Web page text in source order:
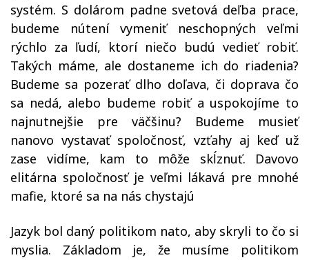
systém. S dolárom padne svetová deľba prace,
budeme nútení vymeniť neschopných veľmi
rýchlo za ľudí, ktorí niečo budú vedieť robiť.
Takých máme, ale dostaneme ich do riadenia?
Budeme sa pozerať dlho doľava, či doprava čo
sa nedá, alebo budeme robiť a uspokojíme to
najnutnejšie pre väčšinu? Budeme musieť
nanovo vystavať spoločnosť, vzťahy aj keď už
zase vidíme, kam to môže skĺznuť. Davovo
elitárna spoločnosť je veľmi lákavá pre mnohé
mafie, ktoré sa na nás chystajú
Jazyk bol daný politikom nato, aby skryli to čo si
myslia. Základom je, že musíme politikom